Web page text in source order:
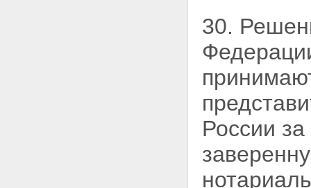
30.
России